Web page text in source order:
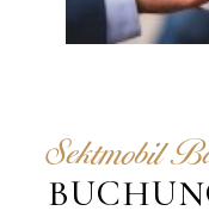
Sektmobil